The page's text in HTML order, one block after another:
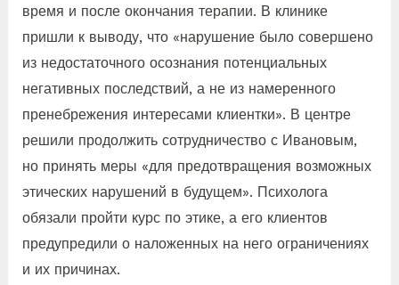
время и после окончания терапии. В клинике
пришли к выводу, что «нарушение было совершено
из недостаточного осознания потенциальных
негативных последствий, а не из намеренного
пренебрежения интересами клиентки». В центре
решили продолжить сотрудничество с Ивановым,
но принять меры «для предотвращения возможных
этических нарушений в будущем». Психолога
обязали пройти курс по этике, а его клиентов
предупредили о наложенных на него ограничениях
и их причинах.